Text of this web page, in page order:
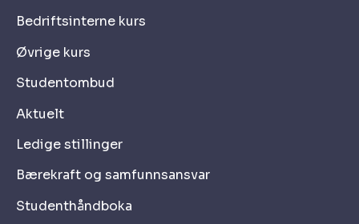
Bedriftsinterne kurs
Øvrige kurs
Studentombud
Aktuelt
Ledige stillinger
Bærekraft og samfunnsansvar
Studenthåndboka